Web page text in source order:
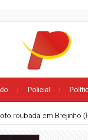
Policial
roubada em Brejinho